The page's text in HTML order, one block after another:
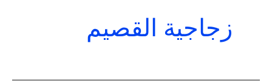
زجاجية القصيم